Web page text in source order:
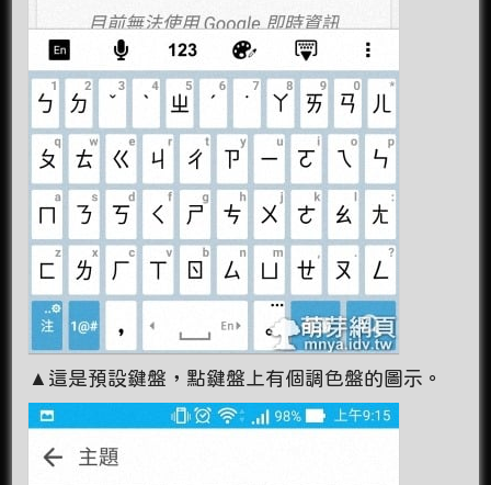
▲這是預設鍵盤，點鍵盤上有個調色盤的圖示。